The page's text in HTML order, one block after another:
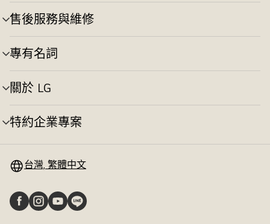
切
換
售後服務與維修
選
單
切
換
專有名詞
選
單
切
換
關於 LG
選
單
切
換
特約企業專案
選
換 台灣, 繁體中文